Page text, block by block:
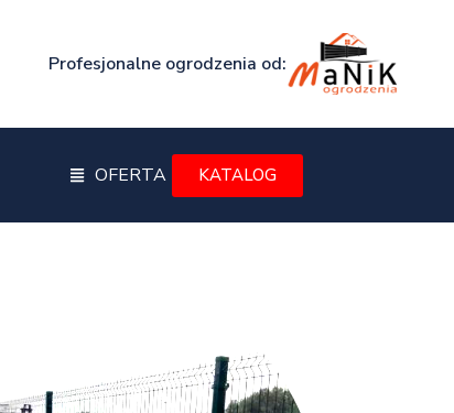
Profesjonalne ogrodzenia od:
OFERTA KATALOG